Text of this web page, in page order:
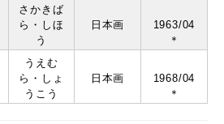
さかきば
ら・しほ
う
⽇本画
1963/04
＊
うえむ
ら・しょ
うこう
⽇本画
1968/04
＊